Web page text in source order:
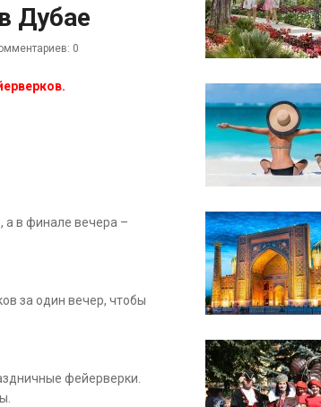
Дубае
0
а в финале вечера –
за один вечер, чтобы
фейерверки.